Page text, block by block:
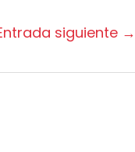
siguiente →